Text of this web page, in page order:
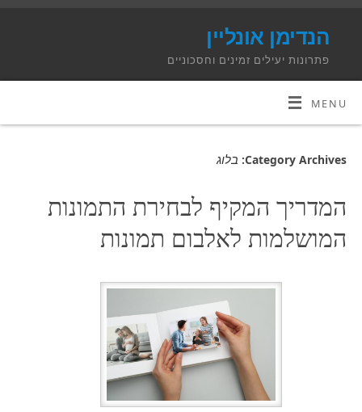
הנדימן אונליין
פתרונות יעילים זמינים וחסכוניים
MENU
Category Archives: בלוג
המדריך המקיף לבחירת התמונות
המושלמות לאלבום תמונות